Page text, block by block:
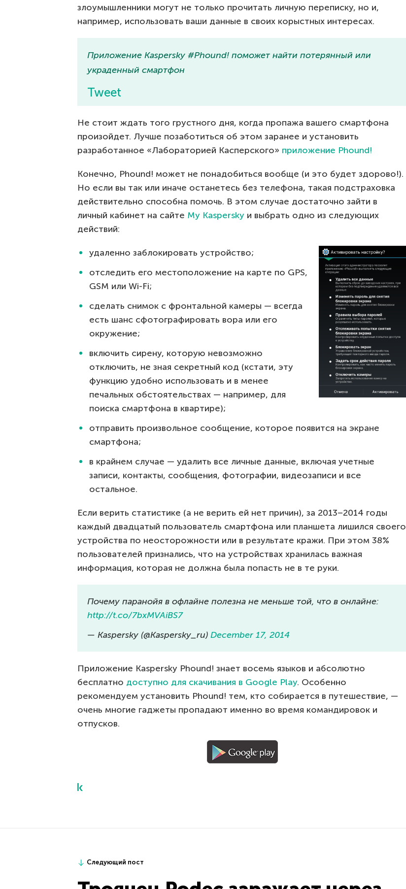
злоумышленники могут не только прочитать личную переписку, но и,
например, использовать ваши данные в своих корыстных интересах.
Приложение Kaspersky #Phound! поможет найти потерянный или
украденный смартфон
Tweet
Не стоит ждать того грустного дня, когда пропажа вашего смартфона
произойдет. Лучше позаботиться об этом заранее и установить
разработанное «Лабораторией Касперского» приложение Phound!
Конечно, Phound! может не понадобиться вообще (и это будет здорово!).
Но если вы так или иначе останетесь без телефона, такая подстраховка
действительно способна помочь. В этом случае достаточно зайти в
личный кабинет на сайте My Kaspersky и выбрать одно из следующих
действий:
удаленно заблокировать устройство;
отследить его местоположение на карте по GPS,
GSM или Wi-Fi;
сделать снимок с фронтальной камеры — всегда
есть шанс сфотографировать вора или его
окружение;
включить сирену, которую невозможно
отключить, не зная секретный код (кстати, эту
функцию удобно использовать и в менее
печальных обстоятельствах — например, для
поиска смартфона в квартире);
отправить произвольное сообщение, которое появится на экране
смартфона;
в крайнем случае — удалить все личные данные, включая учетные
записи, контакты, сообщения, фотографии, видеозаписи и все
остальное.
Если верить статистике (а не верить ей нет причин), за 2013–2014 годы
каждый двадцатый пользователь смартфона или планшета лишился своего
устройства по неосторожности или в результате кражи. При этом 38%
пользователей признались, что на устройствах хранилась важная
информация, которая не должна была попасть не в те руки.
Почему паранойя в офлайне полезна не меньше той, что в онлайне:
http://t.co/7bxMVAiBS7
— Kaspersky (@Kaspersky_ru) December 17, 2014
Приложение Kaspersky Phound! знает восемь языков и абсолютно
бесплатно доступно для скачивания в Google Play. Особенно
рекомендуем установить Phound! тем, кто собирается в путешествие, —
очень многие гаджеты пропадают именно во время командировок и
отпусков.
Следующий пост